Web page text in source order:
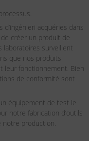
acquéries dans
créer un produit de
laboratoires surveillent
que nos produits
leur fonctionnement. Bien
de conformité sont
équipement de test le
notre fabrication d’outils
production.